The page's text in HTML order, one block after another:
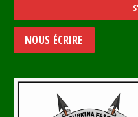
NOUS ÉCRIRE